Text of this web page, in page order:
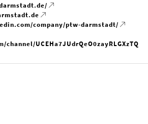
company/ptw-darmstadt/
UCEHa7JUdrQeO0zayRLGXzTQ